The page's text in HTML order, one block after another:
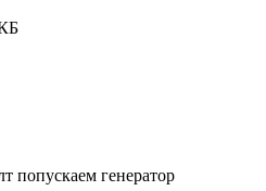
попускаем генератор